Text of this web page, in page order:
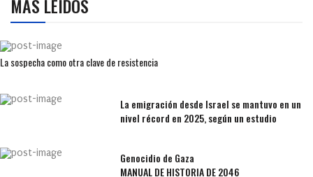
MÁS LEÍDOS
La sospecha como otra clave de resistencia
La emigración desde Israel se mantuvo en un
nivel récord en 2025, según un estudio
Genocidio de Gaza
MANUAL DE HISTORIA DE 2046